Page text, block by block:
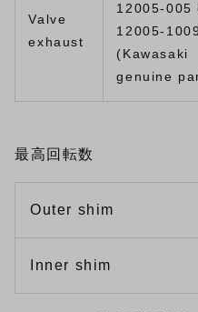
Valve
exhaust
12005-005
12005-1009
(Kawasaki
genuine
最高回転数
Outer shim
Inner shim